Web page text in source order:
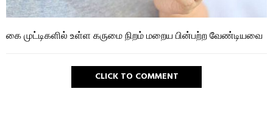
கை முட்டிகளில் உள்ள கருமை நிறம் மறைய பின்பற்ற வேண்டியவை
CLICK TO COMMENT